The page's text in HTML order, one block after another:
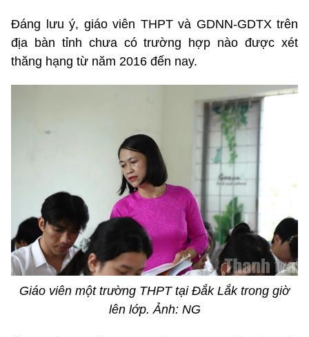
Đáng lưu ý, giáo viên THPT và GDNN-GDTX trên
địa bàn tỉnh chưa có trường hợp nào được xét
thăng hạng từ năm 2016 đến nay.
Giáo viên một trường THPT tại Đắk Lắk trong giờ
lên lớp. Ảnh: NG